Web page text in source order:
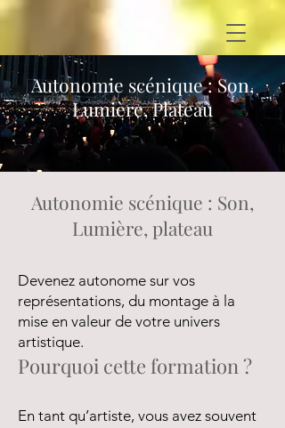
Autonomie scénique : Son,
Lumière, Plateau
Autonomie scénique : Son,
Lumière, plateau
Devenez autonome sur vos
représentations, du montage à la
mise en valeur de votre univers
artistique.
Pourquoi cette formation ?
En tant qu’artiste, vous avez souvent